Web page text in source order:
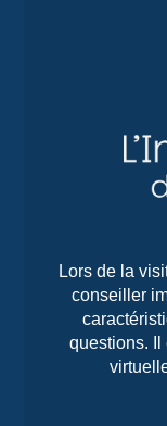
Lors de la
conseiller
questions. Il